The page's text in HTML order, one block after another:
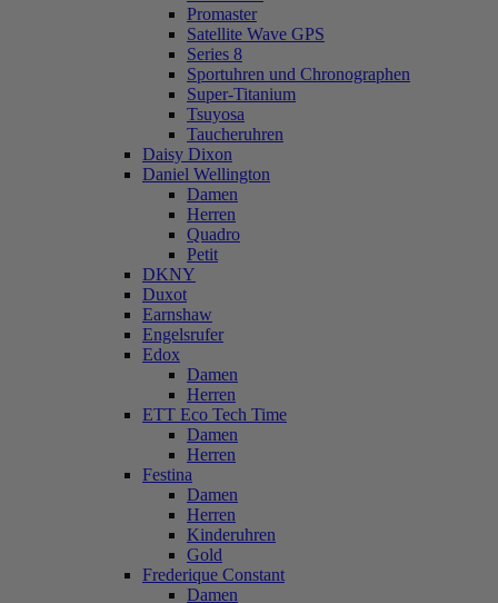
Promaster
Satellite Wave GPS
Series 8
Sportuhren und Chronographen
Super-Titanium
Tsuyosa
Taucheruhren
Daisy Dixon
Daniel Wellington
Damen
Herren
Quadro
Petit
DKNY
Duxot
Earnshaw
Engelsrufer
Edox
Damen
Herren
ETT Eco Tech Time
Damen
Herren
Festina
Damen
Herren
Kinderuhren
Gold
Frederique Constant
Damen